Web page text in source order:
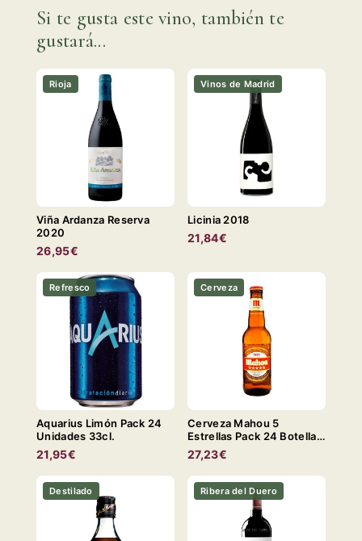
Si te gusta este vino, también te
gustará...
Rioja
Viña Ardanza Reserva
2020
26,95€
Vinos de Madrid
Licinia 2018
21,84€
Refresco
Aquarius Limón Pack 24
Unidades 33cl.
21,95€
Cerveza
Cerveza Mahou 5
Estrellas Pack 24 Botella
33cl.
27,23€
Destilado Ribera del Duero